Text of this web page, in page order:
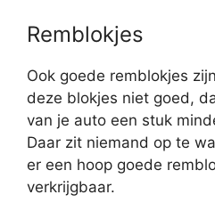
Remblokjes
Ook goede remblokjes
deze blokjes niet goed,
van je auto een stuk
Daar zit niemand op te
er een hoop goede
verkrijgbaar.